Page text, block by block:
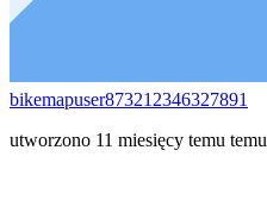
bikemapuser873212346327891
utworzono 11 miesięcy temu temu